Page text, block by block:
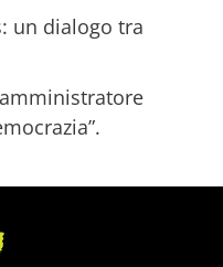
un dialogo tra